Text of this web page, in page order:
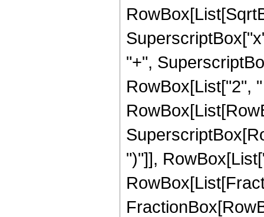
"+",
RowBox[List["2",
")"]],